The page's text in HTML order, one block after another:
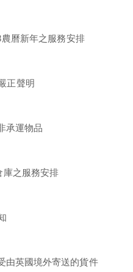
曆新年之服務安排
正聲明
承運物品
庫之服務安排
由英國境外寄送的貨件